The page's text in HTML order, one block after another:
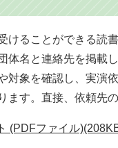
けることができる読
体名と連絡先を掲載し
対象を確認し、実演
す。直接、依頼先
(PDFファイル